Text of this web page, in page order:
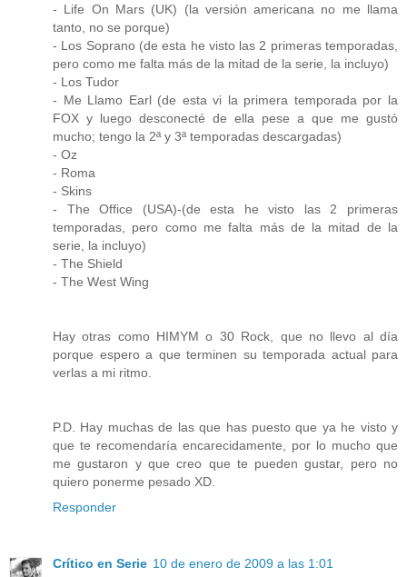
- Life On Mars (UK) (la versión americana no me llama
tanto, no se porque)
- Los Soprano (de esta he visto las 2 primeras temporadas,
pero como me falta más de la mitad de la serie, la incluyo)
- Los Tudor
- Me Llamo Earl (de esta vi la primera temporada por la
FOX y luego desconecté de ella pese a que me gustó
mucho; tengo la 2ª y 3ª temporadas descargadas)
- Oz
- Roma
- Skins
- The Office (USA)-(de esta he visto las 2 primeras
temporadas, pero como me falta más de la mitad de la
serie, la incluyo)
- The Shield
- The West Wing
Hay otras como HIMYM o 30 Rock, que no llevo al día
porque espero a que terminen su temporada actual para
verlas a mi ritmo.
P.D. Hay muchas de las que has puesto que ya he visto y
que te recomendaría encarecidamente, por lo mucho que
me gustaron y que creo que te pueden gustar, pero no
quiero ponerme pesado XD.
Responder
Crítico en Serie 10 de enero de 2009 a las 1:01